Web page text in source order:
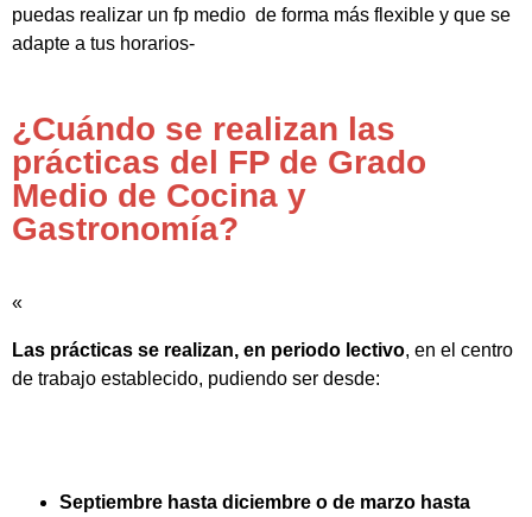
puedas realizar un fp medio de forma más flexible y que se
adapte a tus horarios-
¿Cuándo se realizan las
prácticas del FP de Grado
Medio de Cocina y
Gastronomía?
«
Las prácticas se realizan, en periodo lectivo, en el centro
de trabajo establecido, pudiendo ser desde:
Septiembre hasta diciembre o de marzo hasta